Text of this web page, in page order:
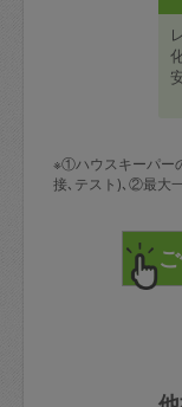
※①ハウスキーパー
接､テスト)､②最大